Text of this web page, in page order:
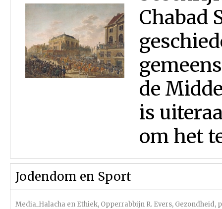
Chabad
de
is
om het
Jodendom en Sport
Media_Halacha en Ethiek, Opperrabbijn R. Evers, Gezondheid,